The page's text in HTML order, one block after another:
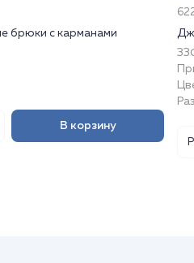
брюки с карманами
В корзину